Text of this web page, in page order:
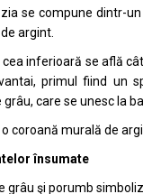
se compune dintr-
argint.
cea inferioară se află
primul fiind un
care se unesc la
coroană murală de
însumate
grâu şi porumb